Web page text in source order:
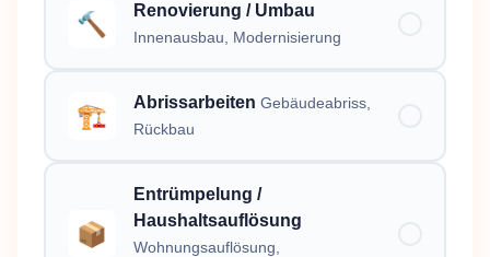
🔨 Renovierung / Umbau
Innenausbau, Modernisierung
🏗️ Abrissarbeiten Gebäudeabriss,
Rückbau
📦
Entrümpelung /
Haushaltsauflösung
Wohnungsauflösung,